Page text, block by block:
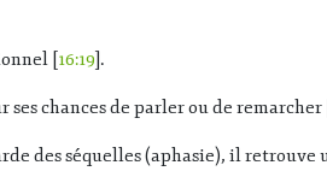
[16:19].
chances de parler ou de remarcher
des séquelles (aphasie), il retrouve